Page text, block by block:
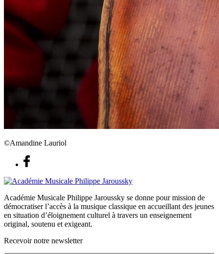
©Amandine Lauriol
Académie Musicale Philippe Jaroussky se donne pour mission de
démocratiser l’accès à la musique classique en accueillant des jeunes
en situation d’éloignement culturel à travers un enseignement
original, soutenu et exigeant.
Recevoir notre newsletter